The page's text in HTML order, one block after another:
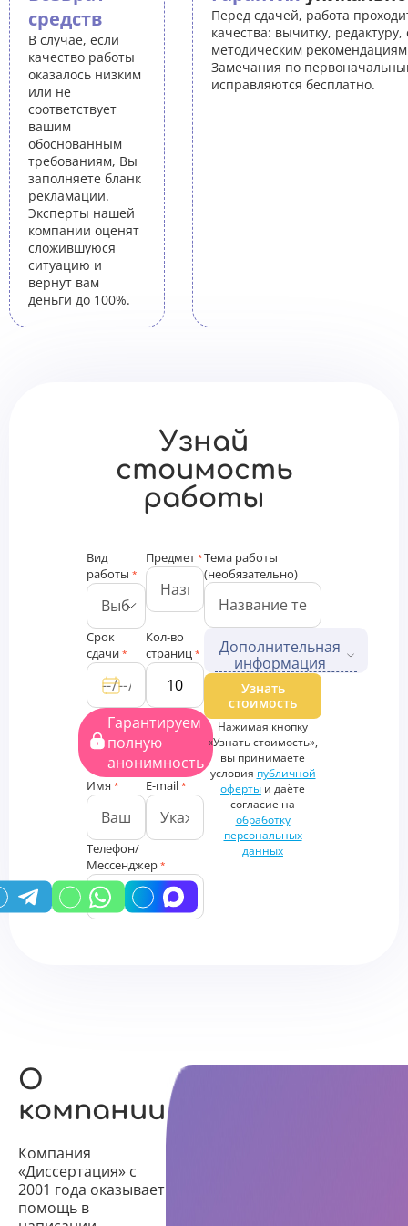
средств
В случае, если
качество работы
оказалось низким
или не
соответствует
вашим
обоснованным
требованиям, Вы
заполняете бланк
рекламации.
Эксперты нашей
компании оценят
сложившуюся
ситуацию и
вернут вам
деньги до 100%.
Перед сдачей, работа
качества: вычитку, редактуру,
методическим
Замечания по
исправляются бесплатно.
Узнай
стоимость
работы
Вид
работы *
Предмет *
Срок
сдачи *
Кол-во
страниц *
Гарантируем
полную
анонимность
Имя * E-mail *
Телефон/
Мессенджер *
Тема работы
(необязательно)
Дополнительная
информация
Дополнительные файлы
Загрузить
файлы
Дополнительная
информация
Узнать
стоимость
Нажимая кнопку
«Узнать стоимость»,
вы принимаете
условия публичной
оферты и даёте
согласие на
обработку
персональных
данных
О
компании
Компания
«Диссертация» с
2001 года оказывает
помощь в